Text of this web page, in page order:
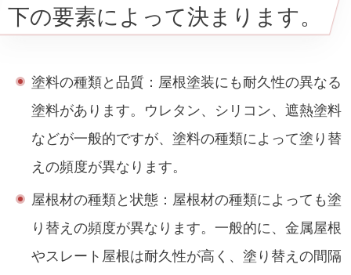
下の要素によって決まります。
塗料の種類と品質：屋根塗装にも耐久性の異なる
塗料があります。ウレタン、シリコン、遮熱塗料
などが一般的ですが、塗料の種類によって塗り替
えの頻度が異なります。
屋根材の種類と状態：屋根材の種類によっても塗
り替えの頻度が異なります。一般的に、金属屋根
やスレート屋根は耐久性が高く、塗り替えの間隔